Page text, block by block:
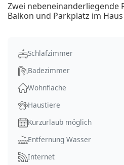
Zwei nebeneinanderliegende
Balkon und Parkplatz im
Schlafzimmer
Badezimmer
Wohnfläche
Haustiere
Kurzurlaub möglich
Entfernung Wasser
Internet